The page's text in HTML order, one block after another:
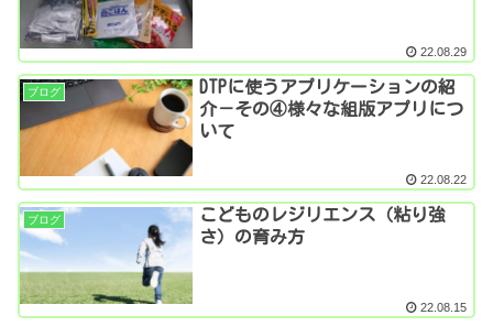
22.08.29
ブログ
DTPに使うアプリケーションの紹
介－その④様々な組版アプリにつ
いて
22.08.22
ブログ
こどものレジリエンス（粘り強
さ）の育み方
22.08.15